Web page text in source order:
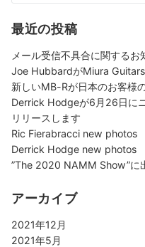
最近の投稿
メール受信不具合に関するお
Joe HubbardがMiura
新しいMB-Rが日本のお客様
Derrick Hodgeが6月26日に
リリースします
Ric Fierabracci new photos
Derrick Hodge new photos
”The 2020 NAMM Show”に
アーカイブ
2021年12月
2021年5月